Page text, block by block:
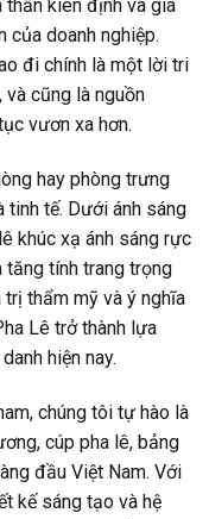
thần kiên định và giá
của doanh nghiệp.
đi chính là một lời tri
cũng là nguồn
vươn xa hơn.
hay phòng trưng
tinh tế. Dưới ánh sáng
khúc xạ ánh sáng rực
tính trang trọng
thẩm mỹ và ý nghĩa
Lê trở thành lựa
hiện nay.
chúng tôi tự hào là
cúp pha lê, bảng
đầu Việt Nam. Với
kế sáng tạo và hệ